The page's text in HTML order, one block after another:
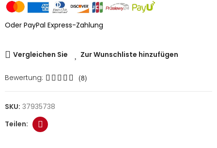
Oder PayPal Express-Zahlung
Vergleichen Sie Zur Wunschliste hinzufügen
Bewertung: (8)
SKU: 37935738